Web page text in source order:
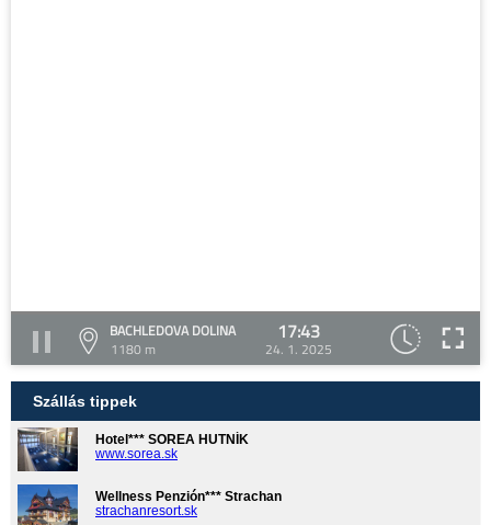
BACHLEDOVA DOLINA
1180 m
17:43
24. 1. 2025
Szállás tippek
Hotel*** SOREA HUTNÍK
www.sorea.sk
Wellness Penzión*** Strachan
strachanresort.sk